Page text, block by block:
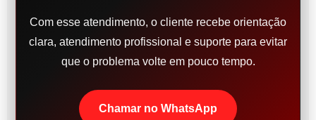
Com esse atendimento, o cliente recebe orientação
clara, atendimento profissional e suporte para evitar
que o problema volte em pouco tempo.
Chamar no WhatsApp